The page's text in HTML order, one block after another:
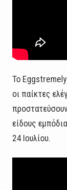
Το
οι παίκτες
είδους
24 Ιουλίου.